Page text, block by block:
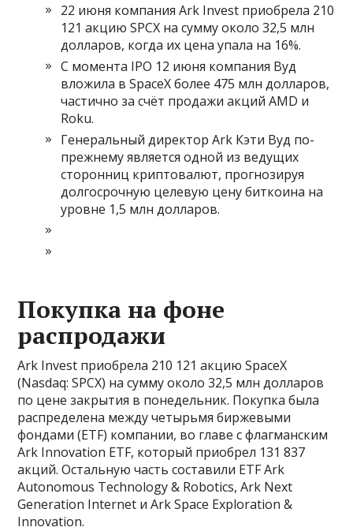
22 июня компания Ark Invest приобрела 210
121 акцию SPCX на сумму около 32,5 млн
долларов, когда их цена упала на 16%.
С момента IPO 12 июня компания Вуд
вложила в SpaceX более 475 млн долларов,
частично за счёт продажи акций AMD и
Roku.
Генеральный директор Ark Кэти Вуд по-
прежнему является одной из ведущих
сторонниц криптовалют, прогнозируя
долгосрочную целевую цену биткоина на
уровне 1,5 млн долларов.
Покупка на фоне
распродажи
Ark Invest приобрела 210 121 акцию SpaceX
(Nasdaq: SPCX) на сумму около 32,5 млн долларов
по цене закрытия в понедельник. Покупка была
распределена между четырьмя биржевыми
фондами (ETF) компании, во главе с флагманским
Ark Innovation ETF, который приобрел 131 837
акций. Остальную часть составили ETF Ark
Autonomous Technology & Robotics, Ark Next
Generation Internet и Ark Space Exploration &
Innovation.